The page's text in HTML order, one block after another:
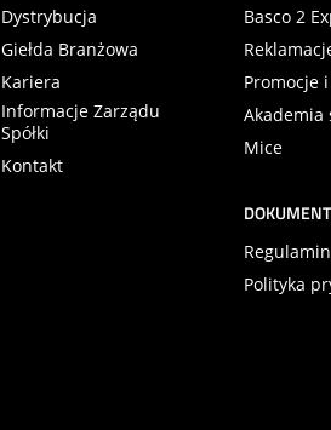
Dystrybucja
Giełda Branżowa
Kariera
Informacje Zarządu
Spółki
Kontakt
Basco 2
Promocje
Akademia
Mice
Polityka